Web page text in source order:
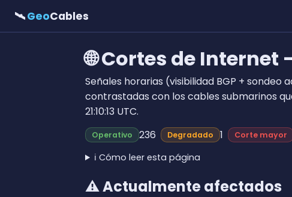
🛰GeoCables
🌐 Cortes de Internet
Señales horarias (visibilidad BGP + sondeo
contrastadas con los cables submarinos
21:10:13 UTC.
Operativo 236 Degradado 1 Corte mayor
ℹ️ Cómo leer esta página
⚠ Actualmente afectados